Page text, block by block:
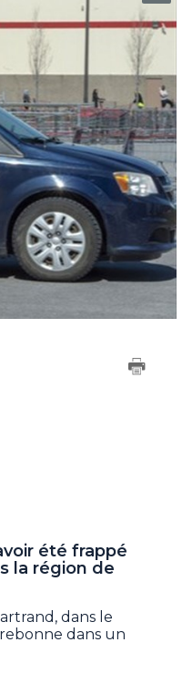
été frappé
la région de
dans le
dans un